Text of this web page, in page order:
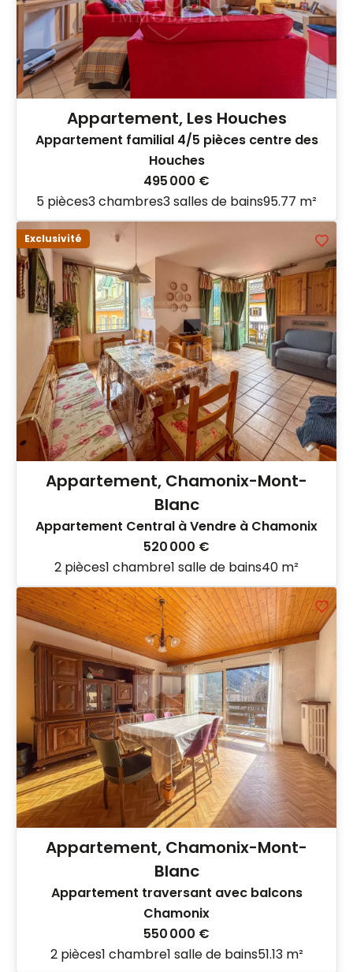
Appartement, Les Houches
Appartement familial 4/5 pièces centre des
Houches
495 000 €
5 pièces3 chambres3 salles de bains95.77 m²
Exclusivité
Appartement, Chamonix-Mont-
Blanc
Appartement Central à Vendre à Chamonix
520 000 €
2 pièces1 chambre1 salle de bains40 m²
Appartement, Chamonix-Mont-
Blanc
Appartement traversant avec balcons
Chamonix
550 000 €
2 pièces1 chambre1 salle de bains51.13 m²